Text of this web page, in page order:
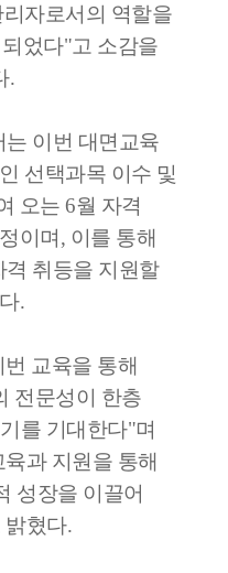
자로서의 역할을
었다"고 소감을
.
이번 대면교육
선택과목 이수 및
오는 6월 자격
이며, 이를 통해
격 취등을 지원할
.
교육을 통해
전문성이 한층
를 기대한다"며
과 지원을 통해
성장을 이끌어
밝혔다.